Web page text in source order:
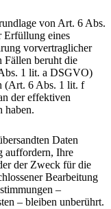
von Art. 6 Abs.
Erfüllung eines
vorvertraglicher
Fällen beruht die
1 lit. a DSGVO)
(Art. 6 Abs. 1 lit. f
der effektiven
haben.
Daten
auffordern, Ihre
der Zweck für die
Bearbeitung
–
– bleiben unberührt.